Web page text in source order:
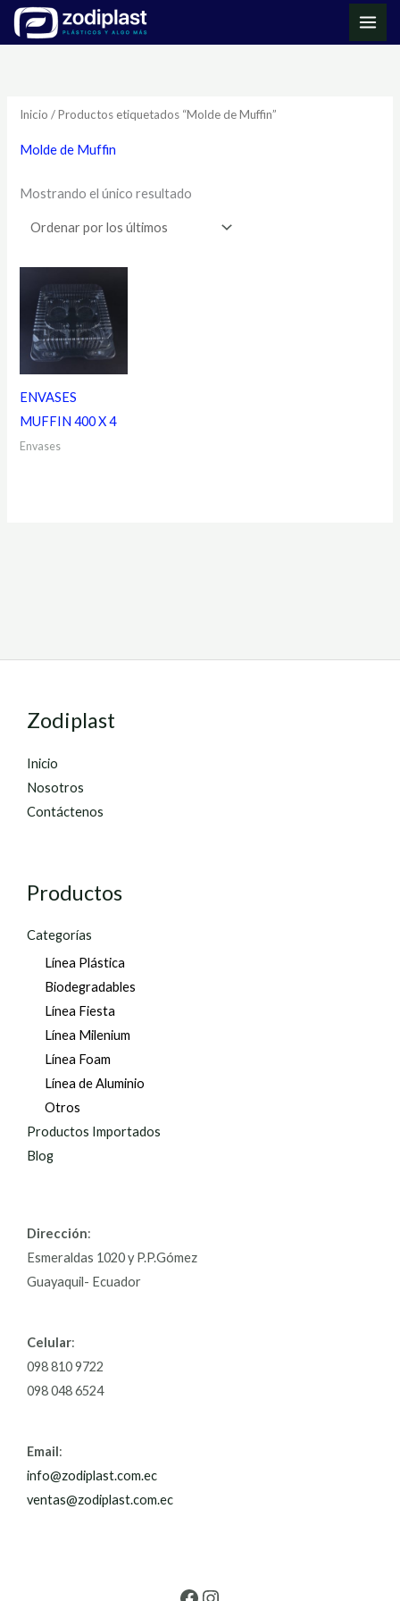
Inicio / Productos etiquetados “Molde de Muffin”
Molde de Muffin
Mostrando el único resultado
ENVASES
MUFFIN 400 X 4
Envases
Zodiplast
Inicio
Nosotros
Contáctenos
Productos
Categorías
Línea Plástica
Biodegradables
Línea Fiesta
Línea Milenium
Línea Foam
Línea de Aluminio
Otros
Productos Importados
Blog
Dirección:
Esmeraldas 1020 y P.P.Gómez
Guayaquil- Ecuador
Celular:
098 810 9722
098 048 6524
Email:
info@zodiplast.com.ec
ventas@zodiplast.com.ec